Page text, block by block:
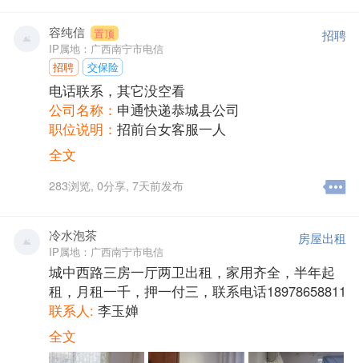
1、身体健康，吃苦耐劳；
2、有责任心，爱岗敬业，有良好的应变能力和沟
通能力。
公司名称：桂林一品物业有限责任公司
职位说明： 停车管理员
薪资待遇： 2000-3000
招聘职务： 保安/物管/防损
联系人：
联系人:李女士
招聘
容纯信
IP属地：广西南宁市电信
置顶
招聘 交保险
电话联系，其它没空看
公司名称： 申通快递恭城县公司
职位说明： 招前台女客服一人
薪资待遇：
招聘职务：
联系人：容老板
联系人:
全文
283浏览, 0分享, 7天前发布
房屋出租
冷水泡茶
IP属地：广西南宁市电信
城中西路三房一厅两卫出租，家用齐全，半年起
租，月租一千，押一付三，联系电话18978658811
联系人: 李玉婵
全文